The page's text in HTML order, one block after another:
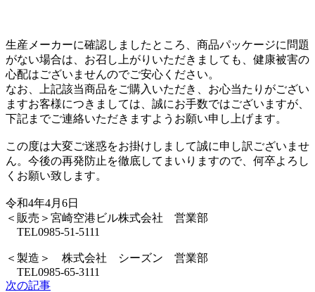
生産メーカーに確認しましたところ、商品パッケージに問題
がない場合は、お召し上がりいただきましても、健康被害の
心配はございませんのでご安心ください。
なお、上記該当商品をご購入いただき、お心当たりがござい
ますお客様につきましては、誠にお手数ではございますが、
下記までご連絡いただきますようお願い申し上げます。
この度は大変ご迷惑をお掛けしまして誠に申し訳ございませ
ん。今後の再発防止を徹底してまいりますので、何卒よろし
くお願い致します。
令和4年4月6日
＜販売＞宮崎空港ビル株式会社 営業部
TEL0985-51-5111
＜製造＞ 株式会社 シーズン 営業部
TEL0985-65-3111
次の記事